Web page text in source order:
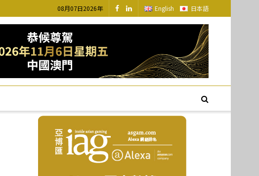
08月07日2026年 English 日本語